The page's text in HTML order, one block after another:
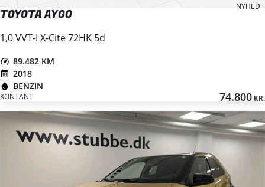
NYHED
TOYOTA AYGO
1,0 VVT-I X-Cite 72HK 5d
89.482 KM
2018
BENZIN
KONTANT 74.800 KR.